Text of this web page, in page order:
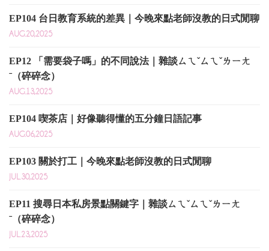
EP104 台日教育系統的差異｜今晚來點老師沒教的日式閒聊
AUG.20,2025
EP12 「需要袋子嗎」的不同說法｜雜談ㄙㄟˇㄙㄟˇㄌㄧㄤ
ˉ（碎碎念）
AUG.13,2025
EP104 喫茶店｜好像聽得懂的五分鐘日語記事
AUG.06,2025
EP103 關於打工｜今晚來點老師沒教的日式閒聊
JUL.30,2025
EP11 搜尋日本私房景點關鍵字｜雜談ㄙㄟˇㄙㄟˇㄌㄧㄤ
ˉ（碎碎念）
JUL.23,2025